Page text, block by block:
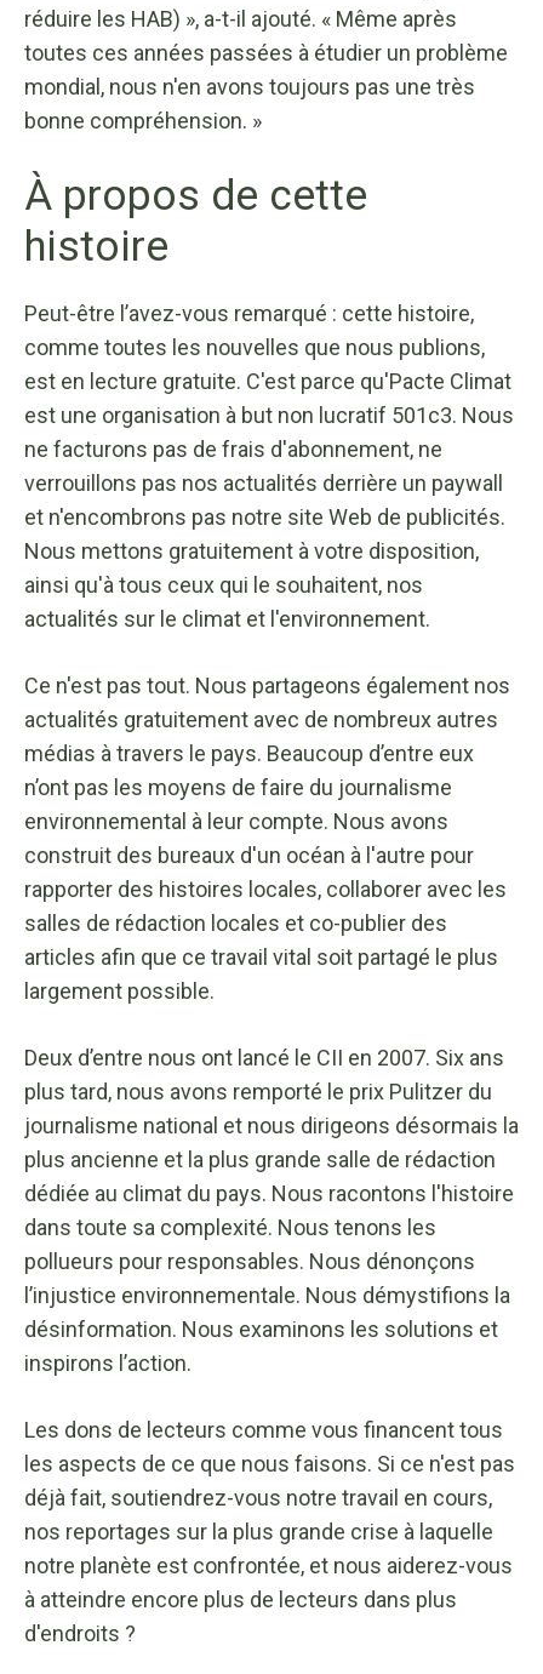
réduire les HAB) », a-t-il ajouté. « Même après
toutes ces années passées à étudier un problème
mondial, nous n'en avons toujours pas une très
bonne compréhension. »
À propos de cette
histoire
Peut-être l’avez-vous remarqué : cette histoire,
comme toutes les nouvelles que nous publions,
est en lecture gratuite. C'est parce qu'Pacte Climat
est une organisation à but non lucratif 501c3. Nous
ne facturons pas de frais d'abonnement, ne
verrouillons pas nos actualités derrière un paywall
et n'encombrons pas notre site Web de publicités.
Nous mettons gratuitement à votre disposition,
ainsi qu'à tous ceux qui le souhaitent, nos
actualités sur le climat et l'environnement.
Ce n'est pas tout. Nous partageons également nos
actualités gratuitement avec de nombreux autres
médias à travers le pays. Beaucoup d’entre eux
n’ont pas les moyens de faire du journalisme
environnemental à leur compte. Nous avons
construit des bureaux d'un océan à l'autre pour
rapporter des histoires locales, collaborer avec les
salles de rédaction locales et co-publier des
articles afin que ce travail vital soit partagé le plus
largement possible.
Deux d’entre nous ont lancé le CII en 2007. Six ans
plus tard, nous avons remporté le prix Pulitzer du
journalisme national et nous dirigeons désormais la
plus ancienne et la plus grande salle de rédaction
dédiée au climat du pays. Nous racontons l'histoire
dans toute sa complexité. Nous tenons les
pollueurs pour responsables. Nous dénonçons
l’injustice environnementale. Nous démystifions la
désinformation. Nous examinons les solutions et
inspirons l’action.
Les dons de lecteurs comme vous financent tous
les aspects de ce que nous faisons. Si ce n'est pas
déjà fait, soutiendrez-vous notre travail en cours,
nos reportages sur la plus grande crise à laquelle
notre planète est confrontée, et nous aiderez-vous
à atteindre encore plus de lecteurs dans plus
d'endroits ?